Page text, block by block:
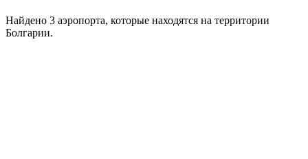
Найдено 3 аэропорта, которые находятся на территории
Болгарии.